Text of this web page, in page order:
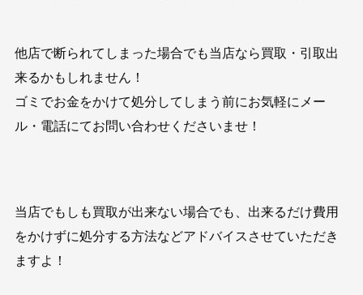
他店で断られてしまった場合でも当店なら買取・引取出
来るかもしれません！
ゴミでお金をかけて処分してしまう前にお気軽にメー
ル・電話にてお問い合わせくださいませ！
当店でもしも買取が出来ない場合でも、出来るだけ費用
をかけずに処分する方法などアドバイスさせていただき
ますよ！